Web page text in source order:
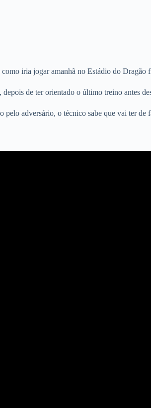
iria jogar amanhã no Estádio do Dragão
de ter orientado o último treino antes
adversário, o técnico sabe que vai ter